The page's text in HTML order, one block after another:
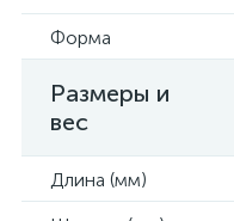
Форма
Размеры и
вес
Длина (мм)